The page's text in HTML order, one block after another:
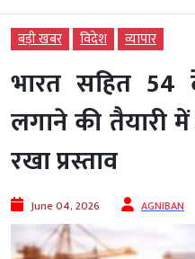
बड़ी खबर विदेश व्‍यापार
भारत सहित 54
लगाने की तैयारी
रखा प्रस्ताव
June 04, 2026 AGNIBAN